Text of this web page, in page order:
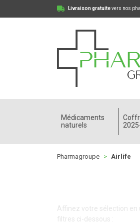
Livraison gratuitevers nos
Pharmagroupe Votre
Médicaments
naturels
Pharmagroupe Airlife
Affinez votre sélection en
filtres ci-dessous :